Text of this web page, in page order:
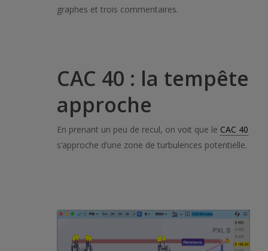
graphes et trois commentaires.
CAC 40 : la tempête
approche
En prenant un peu de recul, on voit que le CAC 40
s’approche d’une zone de turbulences potentielle.